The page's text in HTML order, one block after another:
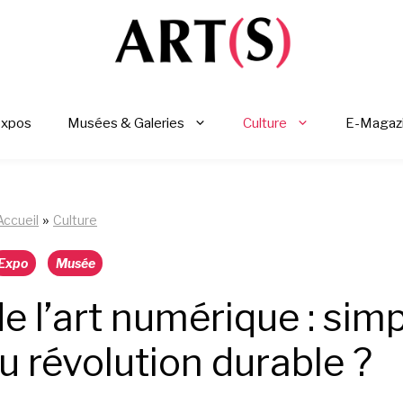
Musées & Galeries Culture E-
» Culture
Musée
l’art numérique :
révolution durable ?